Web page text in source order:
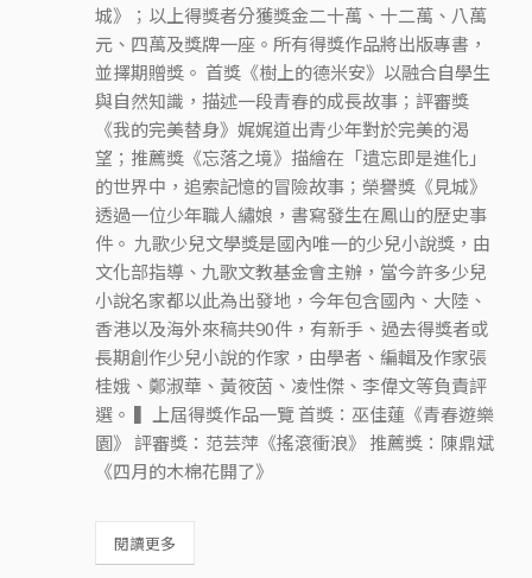
城》；以上得獎者分獲獎金二十萬、十二萬、八萬
元、四萬及獎牌一座。所有得獎作品將出版專書，
並擇期贈獎。 首獎《樹上的德米安》以融合自學生
與自然知識，描述一段青春的成長故事；評審獎
《我的完美替身》娓娓道出青少年對於完美的渴
望；推薦獎《忘落之境》描繪在「遺忘即是進化」
的世界中，追索記憶的冒險故事；榮譽獎《見城》
透過一位少年職人繡娘，書寫發生在鳳山的歷史事
件。 九歌少兒文學獎是國內唯一的少兒小說獎，由
文化部指導、九歌文教基金會主辦，當今許多少兒
小說名家都以此為出發地，今年包含國內、大陸、
香港以及海外來稿共90件，有新手、過去得獎者或
長期創作少兒小說的作家，由學者、編輯及作家張
桂娥、鄭淑華、黃筱茵、凌性傑、李偉文等負責評
選。 ▍上屆得獎作品一覽 首獎：巫佳蓮《青春遊樂
園》 評審獎：范芸萍《搖滾衝浪》 推薦獎：陳鼎斌
《四月的木棉花開了》
閱讀更多